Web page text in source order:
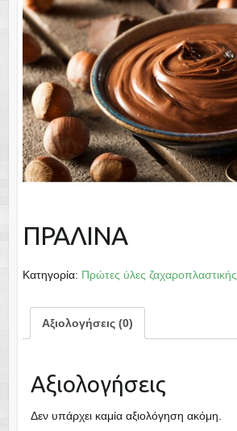
ΠΡΑΛΙΝΑ
Κατηγορία: Πρώτες ύλες ζαχαροπλαστικής
Αξιολογήσεις (0)
Αξιολογήσεις
Δεν υπάρχει καμία αξιολόγηση ακόμη.